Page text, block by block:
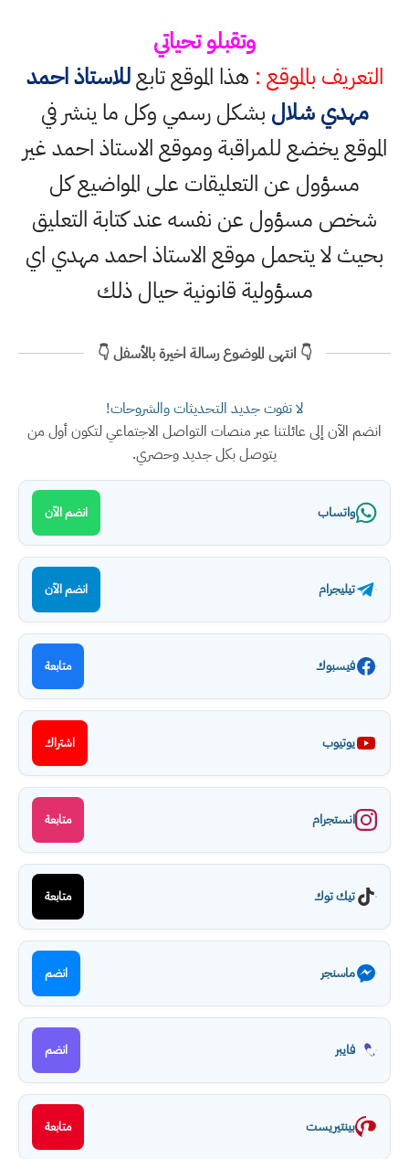
وتقبلو تحياتي
التعريف بالموقع : هذا الموقع تابعللاستاذ احمد
مهدي شلال بشكل رسمي وكل ما ينشر في
الموقع يخضع للمراقبة وموقع الاستاذ احمد غير
مسؤول عن التعليقات على المواضيع كل
شخص مسؤول عن نفسه عند كتابة التعليق
بحيث لا يتحمل موقع الاستاذ احمد مهدي اي
مسؤولية قانونية حيال ذلك
👇 انتهى الموضوع رسالة اخيرة بالأسفل 👇
لا تفوت جديد التحديثات والشروحات!
انضم الآن إلى عائلتنا عبر منصات التواصل الاجتماعي لتكون أول من
يتوصل بكل جديد وحصري.
واتساب انضم الآن
تيليجرام انضم الآن
فيسبوك متابعة
يوتيوب اشتراك
انستجرام متابعة
تيك توك متابعة
ماسنجر انضم
فايبر انضم
بينتيريست متابعة